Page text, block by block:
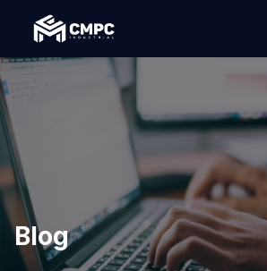
Blog